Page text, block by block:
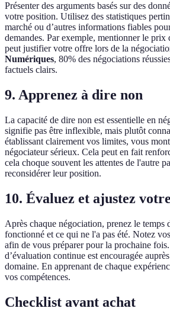
Présenter des arguments basés sur des
votre position. Utilisez des statistiques
marché ou d’autres informations fiables
demandes. Par exemple, mentionner le prix
peut justifier votre offre lors de la
Numériques, 80% des négociations
factuels clairs.
9. Apprenez à dire non
La capacité de dire non est essentielle en
signifie pas être inflexible, mais plutôt
établissant clairement vos limites, vous
négociateur sérieux. Cela peut en fait
cela choque souvent les attentes de l'autre
reconsidérer leur position.
10. Évaluez et ajustez
Après chaque négociation, prenez le temps
fonctionné et ce qui ne l'a pas été. Notez
afin de vous préparer pour la prochaine
d’évaluation continue est encouragée
domaine. En apprenant de chaque
vos compétences.
Checklist avant achat